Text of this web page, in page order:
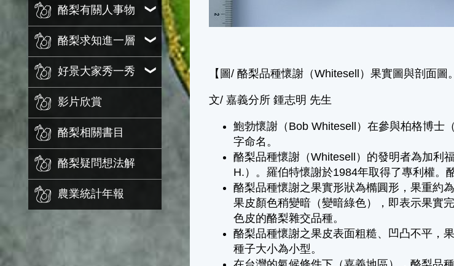
酪梨有關人事物
酪梨求知進一層
好景大家秀一秀
影片欣賞
酪梨相關書目
酪梨疑問想法解
農業統計年報
【圖/ 酪梨品種懷謝（Whitesell）果實圖與剖面圖
文/ 嘉義分所 鍾志明 先生
鮑勃懷謝（Bob Whitesell）在參與柏格博士
字命名。
酪梨品種懷謝（Whitesell）的發明者為加利
H.）。羅伯特懷謝於1984年取得了專利權。
酪梨品種懷謝之果實形狀為橢圓形，果重約
果皮顏色稍變暗（變暗綠色），即表示果實
色皮的酪梨雜交品種。
酪梨品種懷謝之果皮表面粗糙、凹凸不平，
種子大小為小型。